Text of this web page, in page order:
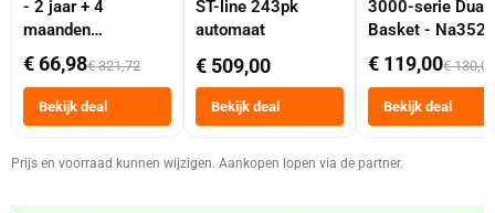
- 2 jaar + 4
maanden
abonnement
€ 66,98€ 321,72
Bekijk deal
ST-line 243pk
automaat
€ 509,00
Bekijk deal
3000-serie Dual
Basket -
Dubbele Mand 9
Tot 6 Personen
Heteluchtfriteuse
Zwart
€ 119,00€ 130,00
Bekijk deal
Prijs en voorraad kunnen wijzigen. Aankopen lopen via de partner.